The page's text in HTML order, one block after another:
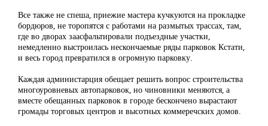
Все также не спеша, приежие мастера кучкуются на прокладке
бордюров, не торопятся с работами на размытых трассах, там,
где во дворах заасфальтировали подъездные участки,
немедленно выстроилась нескончаемые ряды парковок Кстати,
и весь город превратился в огромную парковку.
Каждая администарция обещает решить вопрос строительства
многоуровневых автопарковок, но чиновники меняются, а
вместе обещанных парковок в городе бескончено вырастают
громады торговых центров и высотных коммеречских домов.